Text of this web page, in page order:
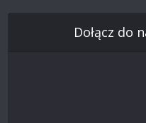
Dołącz do